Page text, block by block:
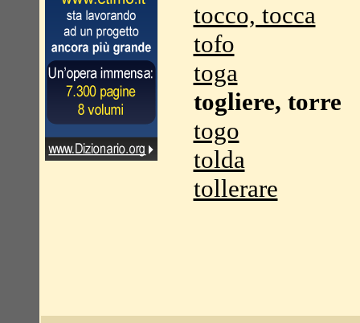
tocco, tocca
tofo
toga
togliere, torre
togo
tolda
tollerare